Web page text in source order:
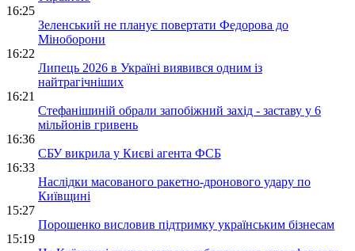
16:25
Зеленський не планує повертати Федорова до
Міноборони
16:22
Липець 2026 в Україні виявився одним із
найтрагічніших
16:21
Стефанішиній обрали запобіжний захід - заставу у 6
мільйонів гривень
16:36
СБУ викрила у Києві агента ФСБ
16:33
Наслідки масованого ракетно-дронового удару по
Київщині
15:27
Порошенко висловив підтримку українським бізнесам
15:19